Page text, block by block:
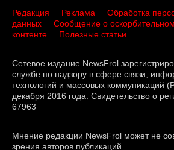
Редакция Реклама
Обработка
данных
Сообщение о оскорбительном
контенте
Полезные статьи
Сетевое издание NewsFrol
службе по надзору в сфере связи,
технологий и массовых коммуникаций
декабря 2016 года. Свидетельство о
67963
Мнение редакции NewsFrol может не
зрения авторов публикаций